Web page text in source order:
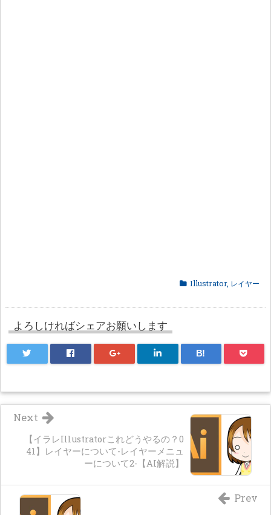
Illustrator, レイヤー
よろしければシェアお願いします
B!
【イラレIllustratorこれどうやるの？0
41】レイヤーについて-レイヤーメニュ
ーについて2-【AI解説】
Next
Prev